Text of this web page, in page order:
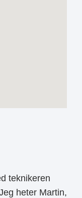
teknikeren
heter Martin,